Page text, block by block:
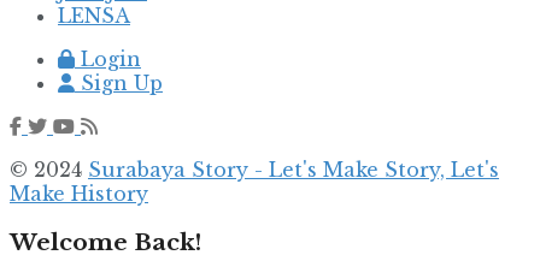
LENSA
Login
Sign Up
© 2024 Surabaya Story - Let's Make Story, Let's
Make History
Welcome Back!